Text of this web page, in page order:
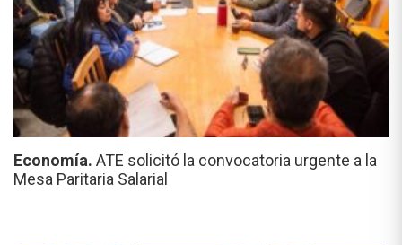
Economía. ATE solicitó la convocatoria urgente a la
Mesa Paritaria Salarial